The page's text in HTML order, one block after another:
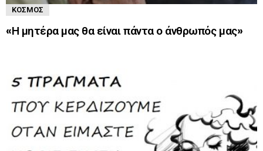
ΚΌΣΜΟΣ
«Η μητέρα μας θα είναι πάντα ο άνθρωπός μας»